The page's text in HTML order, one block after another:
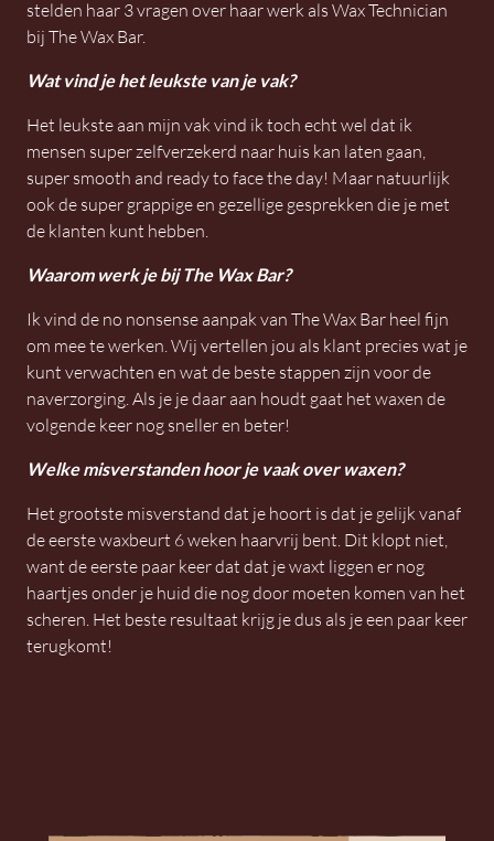
stelden haar 3 vragen over haar werk als Wax Technician
bij The Wax Bar.
Wat vind je het leukste van je vak?
Het leukste aan mijn vak vind ik toch echt wel dat ik
mensen super zelfverzekerd naar huis kan laten gaan,
super smooth and ready to face the day! Maar natuurlijk
ook de super grappige en gezellige gesprekken die je met
de klanten kunt hebben.
Waarom werk je bij The Wax Bar?
Ik vind de no nonsense aanpak van The Wax Bar heel fijn
om mee te werken. Wij vertellen jou als klant precies wat je
kunt verwachten en wat de beste stappen zijn voor de
naverzorging. Als je je daar aan houdt gaat het waxen de
volgende keer nog sneller en beter!
Welke misverstanden hoor je vaak over waxen?
Het grootste misverstand dat je hoort is dat je gelijk vanaf
de eerste waxbeurt 6 weken haarvrij bent. Dit klopt niet,
want de eerste paar keer dat dat je waxt liggen er nog
haartjes onder je huid die nog door moeten komen van het
scheren. Het beste resultaat krijg je dus als je een paar keer
terugkomt!